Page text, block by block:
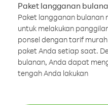
Paket langganan
Paket langganan bulanan
untuk melakukan
ponsel dengan tarif
paket Anda setiap saat.
bulanan, Anda dapat
tengah Anda lakukan